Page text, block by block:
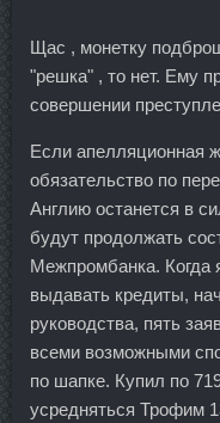
Щас , монетку
"решка" , то нет. Ему
совершении
Если апелляционная
обязательство по
Англию останется в
будут продолжать
Межпромбанка. Когда
выдавать кредиты,
руководства, пять
всеми возможными
по шапке. Купил по
усредняться Трофим